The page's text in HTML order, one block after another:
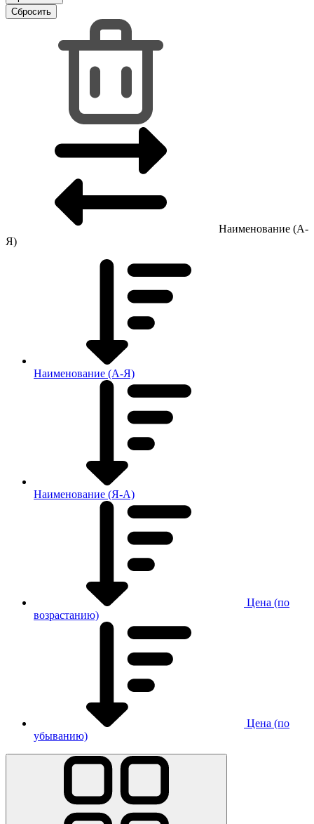
Наименование (А-
Я)
Наименование (А-Я)
Наименование (Я-А)
Цена (по
возрастанию)
Цена (по
убыванию)